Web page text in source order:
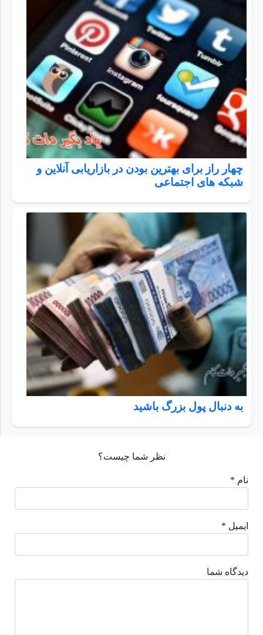
چهار راز برای بهترین بودن در بازاریابی آنلاین و
شبکه های اجتماعی
به دنبال پول بزرگ باشید
نظر شما چیست؟
نام *
ایمیل *
دیدگاه شما